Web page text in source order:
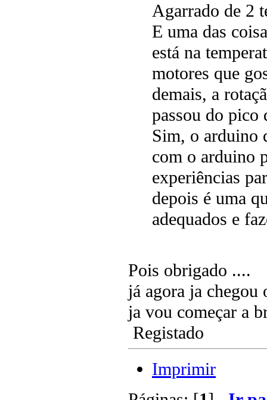
Agarrado de 2
E uma das
está na
motores que
demais, a
passou do pico
Sim, o arduino
com o arduino
experiências
depois é uma
adequados e
Pois obrigado ....
já agora ja chegou
ja vou começar a
Registado
Imprimir